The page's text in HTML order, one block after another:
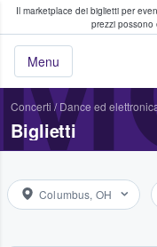
Il marketplace dei biglietti per
prezzi possono
Menu
fan comprano
Concerti / Dance ed
Biglietti
Columbus, OH